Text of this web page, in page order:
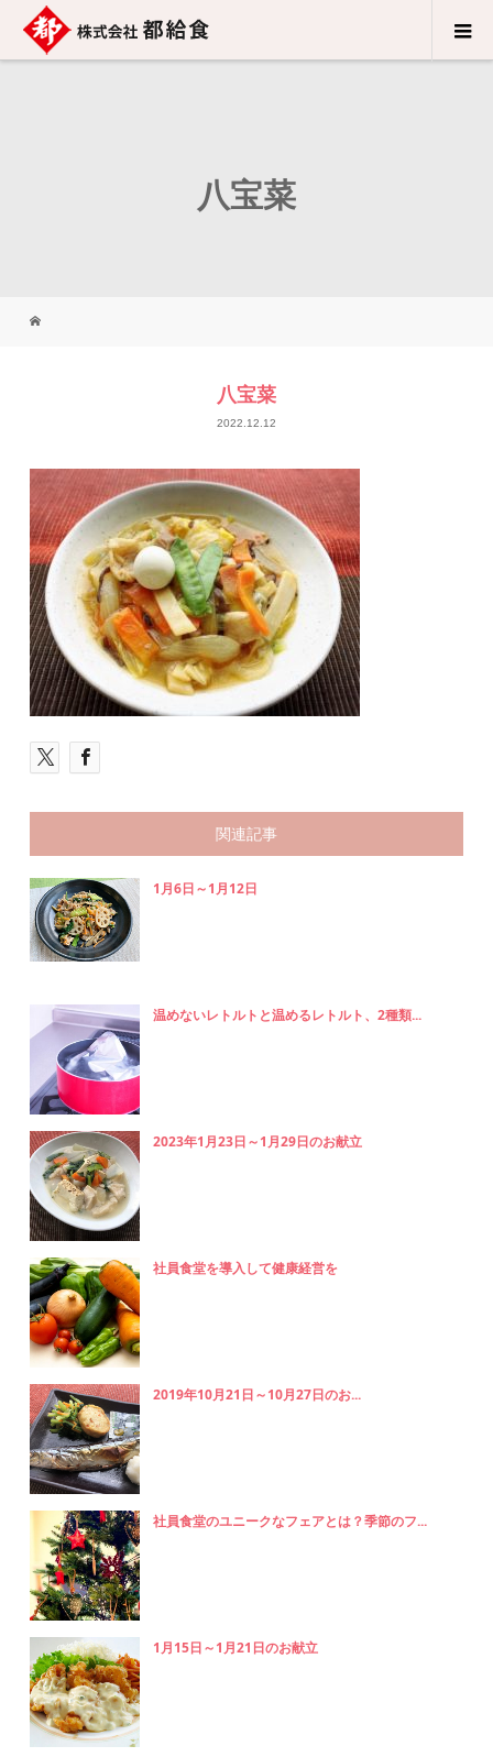
八宝菜
八宝菜
2022.12.12
関連記事
1月6日～1月12日
温めないレトルトと温めるレトルト、2種類...
2023年1月23日～1月29日のお献立
社員食堂を導入して健康経営を
2019年10月21日～10月27日のお...
社員食堂のユニークなフェアとは？季節のフ...
1月15日～1月21日のお献立